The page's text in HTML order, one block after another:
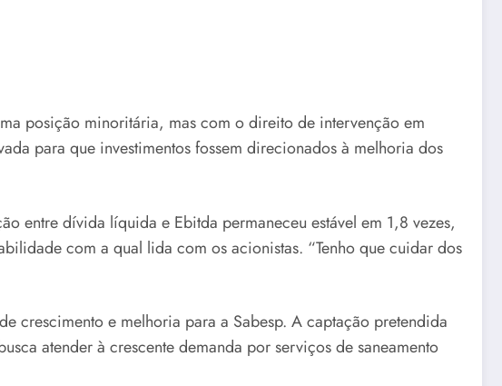
posição minoritária, mas com o direito de intervenção em
para que investimentos fossem direcionados à melhoria dos
entre dívida líquida e Ebitda permaneceu estável em 1,8 vezes,
com a qual lida com os acionistas. “Tenho que cuidar dos
crescimento e melhoria para a Sabesp. A captação pretendida
atender à crescente demanda por serviços de saneamento